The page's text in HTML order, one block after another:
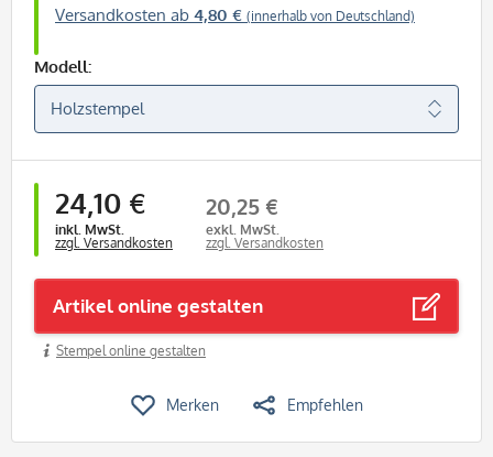
Versandkosten ab 4,80 € (innerhalb von Deutschland)
Modell:
24,10 €
inkl. MwSt.
zzgl. Versandkosten
20,25 €
exkl. MwSt.
zzgl. Versandkosten
Artikel online gestalten
Stempel online gestalten
Merken Empfehlen